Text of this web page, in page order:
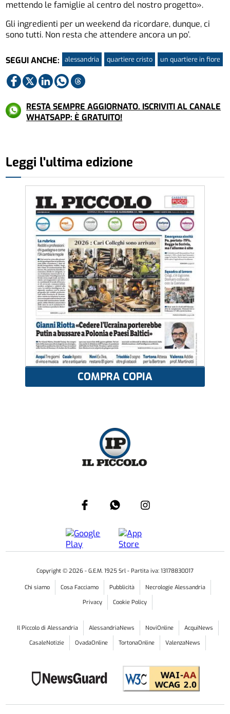
mettendo le famiglie al centro del nostro progetto».
Gli ingredienti per un weekend da ricordare, dunque, ci
sono tutti. Non resta che attendere ancora un po’.
SEGUI ANCHE: alessandria quartiere cristo un quartiere in fiore
RESTA SEMPRE AGGIORNATO. ISCRIVITI AL CANALE
WHATSAPP: È GRATUITO!
Leggi l'ultima edizione
COMPRA COPIA
Copyright © 2026 - G.E.M. 1925 Srl - Partita iva: 13178830017
Chi siamo Cosa Facciamo Pubblicità
Necrologie Alessandria
Privacy
Cookie Policy
Il Piccolo di Alessandria AlessandriaNews NoviOnline
AcquiNews
CasaleNotizie
OvadaOnline TortonaOnline ValenzaNews